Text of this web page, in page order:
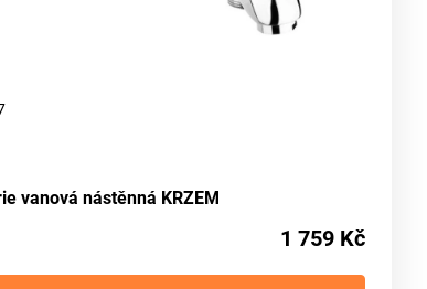
vanová nástěnná KRZEM
1 759 Kč